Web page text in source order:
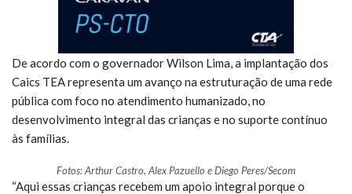
De acordo com o governador Wilson Lima, a implantação dos
Caics TEA representa um avanço na estruturação de uma rede
pública com foco no atendimento humanizado, no
desenvolvimento integral das crianças e no suporte contínuo
às famílias.
Fotos: Arthur Castro, Alex Pazuello e Diego Peres/Secom
“Aqui essas crianças recebem um apoio integral porque o